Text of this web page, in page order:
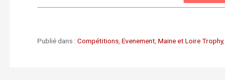
Publié dans : Compétitions, Evenement, Maine et Loire Trophy,